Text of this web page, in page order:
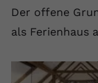
Der offene
als Ferienhaus